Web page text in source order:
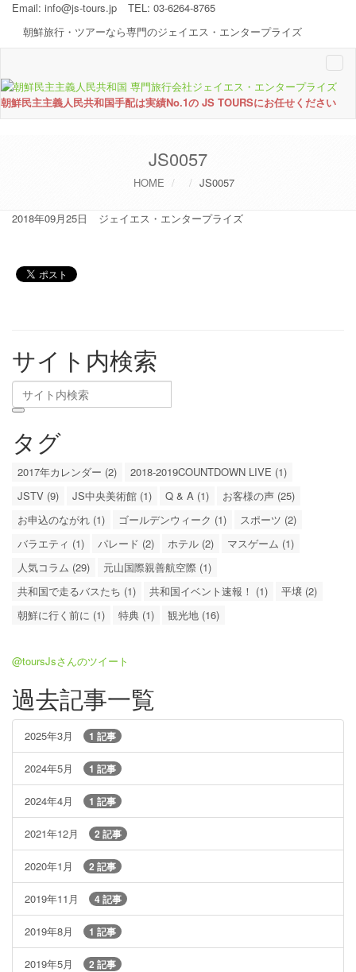
Email: info@js-tours.jp
TEL: 03-6264-8765
朝鮮旅行・ツアーなら専門のジェイエス・エンタープライズ
朝鮮民主主義人民共和国手配は実績No.1の JS TOURSにお任せください
JS0057
HOME JS0057
2018年09月25日 ジェイエス・エンタープライズ
サイト内検索
タグ
2017年カレンダー (2)
2018-2019COUNTDOWN LIVE (1)
JSTV (9)
JS中央美術館 (1) Q & A (1)
お客様の声 (25)
お申込のながれ (1)
ゴールデンウィーク (1)
スポーツ (2)
バラエティ (1)
パレード (2) ホテル (2)
マスゲーム (1)
人気コラム (29)
元山国際親善航空際 (1)
共和国で走るバスたち (1)
共和国イベント速報！ (1)
平壌 (2)
朝鮮に行く前に (1)
特典 (1) 観光地 (16)
@toursJsさんのツイート
過去記事一覧
2025年3月 1 記事
2024年5月 1 記事
2024年4月 1 記事
2021年12月 2 記事
2020年1月 2 記事
2019年11月 4 記事
2019年8月 1 記事
2019年5月 2 記事